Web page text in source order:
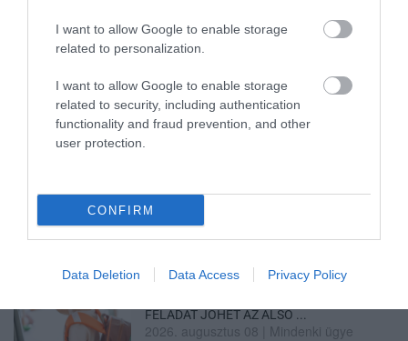
I want to allow Google to enable storage
related to personalization.
I want to allow Google to enable storage
related to security, including authentication
functionality and fraud prevention, and other
user protection.
CONFIRM
Data Deletion Data Access Privacy Policy
IS ELLENTMONDOTT A VOL...
2026. augusztus 09 Mindenki ügye
FELADAT JÖHET AZ ALSÓ ...
2026. augusztus 08 Mindenki ügye